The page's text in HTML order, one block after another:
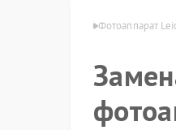
Фотоаппарат